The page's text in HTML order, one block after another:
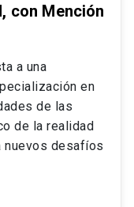
con Mención
a una
en
de las
de la realidad
nuevos desafíos